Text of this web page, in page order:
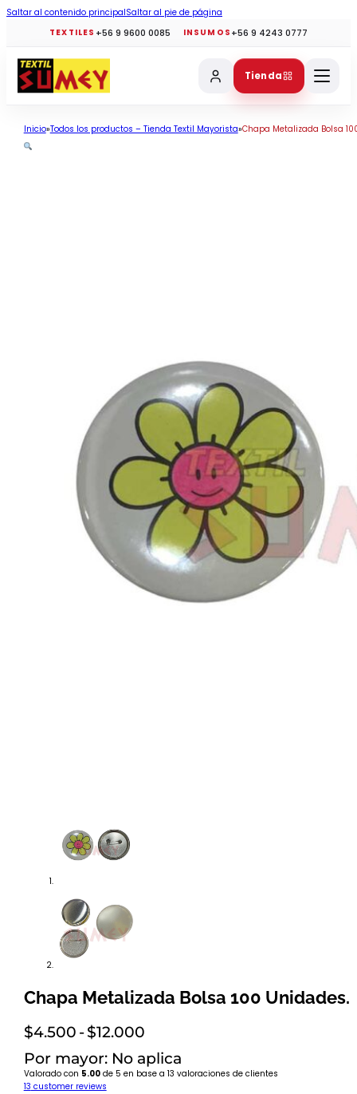
Saltar al contenido principalSaltar al pie de página
TEXTILES +56 9 9600 0085 INSUMOS +56 9 4243 0777
Tienda
Inicio Todos los productos – Tienda Textil Mayorista Chapa Metalizada Bolsa
Chapa Metalizada Bolsa 100 Unidades.
$4.500 -$12.000Rango
de
precios:
Por mayor: No aplica
Valorado con 5.00de 5 en base a 13 valoraciones de clientes
13 customer reviews